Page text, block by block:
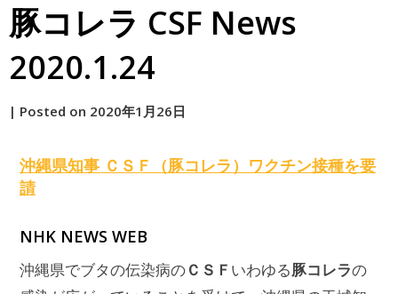
豚コレラ CSF News
2020.1.24
by
| Posted on 2020年1月26日
沖縄県知事 ＣＳＦ （豚コレラ）ワクチン接種を要
請
NHK NEWS WEB
沖縄県でブタの伝染病のＣＳＦ いわゆる豚コレラの